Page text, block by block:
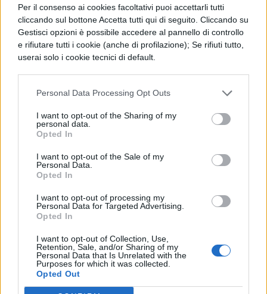
Per il consenso ai cookies facoltativi puoi accettarli tutti
cliccando sul bottone Accetta tutti qui di seguito. Cliccando su
Gestisci opzioni è possibile accedere al pannello di controllo
e rifiutare tutti i cookie (anche di profilazione); Se rifiuti tutto,
userai solo i cookie tecnici di default.
Personal Data Processing Opt Outs
I want to opt-out of the Sharing of my
personal data.
Opted In
I want to opt-out of the Sale of my
Personal Data.
Opted In
I want to opt-out of processing my
Personal Data for Targeted Advertising.
Opted In
I want to opt-out of Collection, Use,
Retention, Sale, and/or Sharing of my
Personal Data that Is Unrelated with the
Purposes for which it was collected.
Opted Out
sarebbe verificare quanto le singole app
consumano in termini di batteria o
chiudere tutte le app in background aperte
Mancanza di spazio
Un altro problema dei modelli meno
spazio di memoria per contenere le nuove
app o i vari aggiornamenti di sistema
operativo. Per questo motivo è bene non
sovraccaricare il telefono non solo di app,
ma anche di foto e video che pesano molto